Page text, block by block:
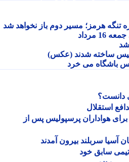
هرمز؛ مسیر دوم باز نخواهد شد
ساخته شدند (عکس)
می خرد
هواداران پرسپولیس پس از
سابق خود